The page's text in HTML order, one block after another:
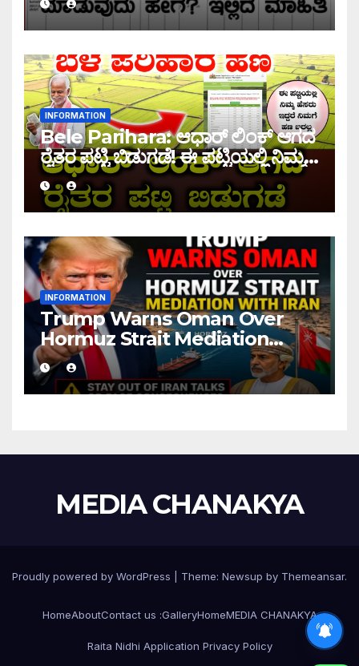
INFORMATION
Bele Parihara: ಆಧಾರ್ ಲಿಂಕ್ ಆಗದ
ರೈತರ ಪಟ್ಟಿ ಬಿಡುಗಡೆ! ಈ ಪಟ್ಟಿಯಲ್ಲಿ ನಿಮ್ಮ
ಹೆಸರು ಇದ್ದರೆ ನಿಮಗೆ ಹಣ ಜಮಾ ಆಗಲ್ಲ !
INFORMATION
Trump Warns Oman Over
Hormuz Strait Mediation
With Iran
MEDIA CHANAKYA
Proudly powered by WordPress Theme: Newsup by Themeansar.
HomeAboutContact us :GalleryHomeMEDIA CHANAKYA
Raita Nidhi Application Privacy Policy